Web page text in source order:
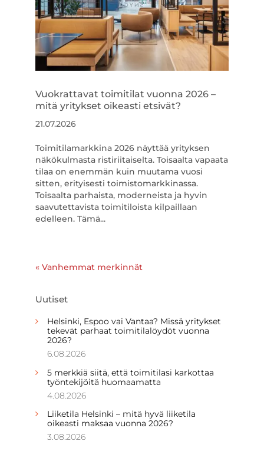
Vuokrattavat toimitilat vuonna 2026 –
mitä yritykset oikeasti etsivät?
21.07.2026
Toimitilamarkkina 2026 näyttää yrityksen
näkökulmasta ristiriitaiselta. Toisaalta vapaata
tilaa on enemmän kuin muutama vuosi
sitten, erityisesti toimistomarkkinassa.
Toisaalta parhaista, moderneista ja hyvin
saavutettavista toimitiloista kilpaillaan
edelleen. Tämä...
« Vanhemmat merkinnät
Uutiset
Helsinki, Espoo vai Vantaa? Missä yritykset
tekevät parhaat toimitilalöydöt vuonna
2026?
6.08.2026
5 merkkiä siitä, että toimitilasi karkottaa
työntekijöitä huomaamatta
4.08.2026
Liiketila Helsinki – mitä hyvä liiketila
oikeasti maksaa vuonna 2026?
3.08.2026